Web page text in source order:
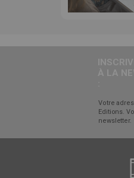
Votre
Editions.
newsletter.